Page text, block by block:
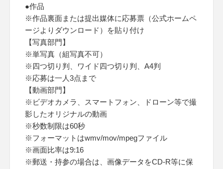
●作品
※作品裏面または提出媒体に応募票（公式ホームペ
ージよりダウンロード）を貼り付け
【写真部門】
※単写真（組写真不可）
※四つ切り判、ワイド四つ切り判、A4判
※応募は一人3点まで
【動画部門】
※ビデオカメラ、スマートフォン、ドローン等で撮
影したオリジナルの動画
※秒数制限は60秒
※フォーマットはwmv/mov/mpegファイル
※画面比率は9:16
※郵送・持参の場合は、画像データをCD-R等に保